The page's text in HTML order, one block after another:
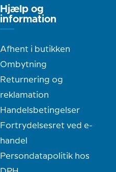
Hjælp og
information
Afhent i butikken
Ombytning
Returnering og
reklamation
Handelsbetingelser
Fortrydelsesret ved e-
handel
Persondatapolitik hos